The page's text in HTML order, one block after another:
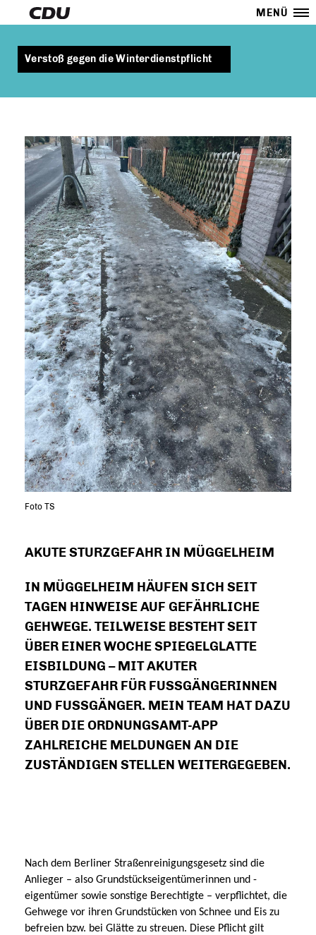
MENÜ
Verstoß gegen die Winterdienstpflicht
Foto TS
AKUTE STURZGEFAHR IN MÜGGELHEIM
IN MÜGGELHEIM HÄUFEN SICH SEIT
TAGEN HINWEISE AUF GEFÄHRLICHE
GEHWEGE. TEILWEISE BESTEHT SEIT
ÜBER EINER WOCHE SPIEGELGLATTE
EISBILDUNG – MIT AKUTER
STURZGEFAHR FÜR FUSSGÄNGERINNEN U
ND FUSSGÄNGER. MEIN TEAM HAT DAZU ÜB
ER DIE ORDNUNGSAMT-APP ZA
HLREICHE MELDUNGEN AN DIE ZU
STÄNDIGEN STELLEN WEITERGEGEBEN.
Nach dem Berliner Straßenreinigungsgesetz sind die
Anlieger – also Grundstückseigentümerinnen und -
eigentümer sowie sonstige Berechtigte – verpflichtet, die
Gehwege vor ihren Grundstücken von Schnee und Eis zu
befreien bzw. bei Glätte zu streuen. Diese Pflicht gilt